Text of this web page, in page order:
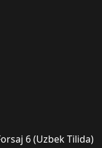
6 (Uzbek Tilida)